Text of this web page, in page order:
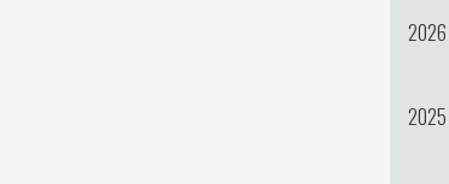
2026
2025